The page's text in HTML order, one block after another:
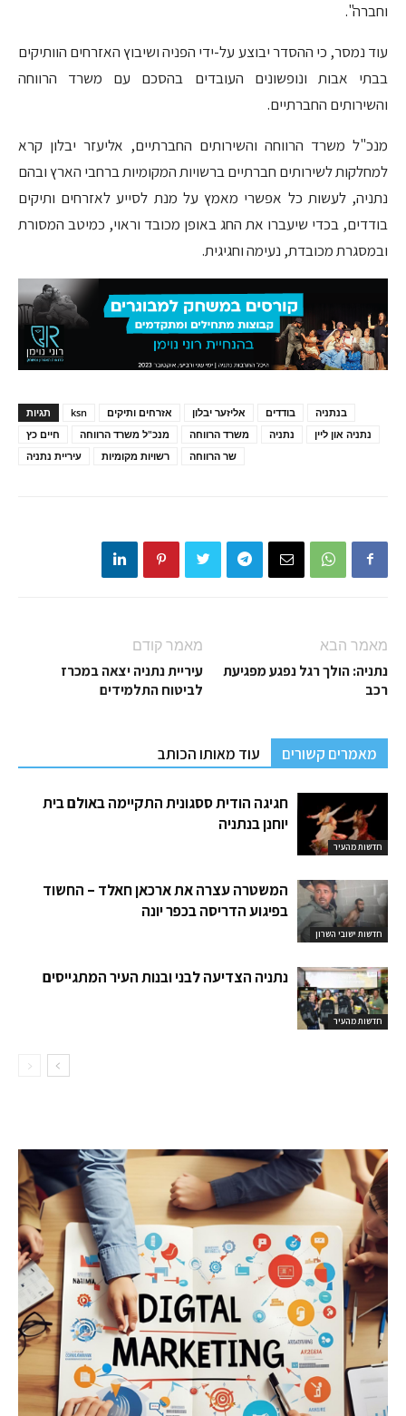
וחברה".
עוד נמסר, כי ההסדר יבוצע על-ידי הפניה ושיבוץ האזרחים הוותיקים
בבתי אבות ונופשונים העובדים בהסכם עם משרד הרווחה
והשירותים החברתיים.
מנכ"ל משרד הרווחה והשירותים החברתיים, אליעזר יבלון קרא
למחלקות לשירותים חברתיים ברשויות המקומיות ברחבי הארץ ובהם
נתניה, לעשות כל אפשרי מאמץ על מנת לסייע לאזרחים ותיקים
בודדים, בכדי שיעברו את החג באופן מכובד וראוי, כמיטב המסורת
ובמסגרת מכובדת, נעימה וחגיגית.
תגיות ksn אזרחים ותיקים אליזער יבלון בודדים
בנתניה
חיים כץ
מנכ"ל משרד הרווחה משרד הרווחה נתניה
נתניה און ליין
עיריית נתניה
רשויות מקומיות שר הרווחה
מאמר קודם
עיריית נתניה יצאה במכרז
לביטוח התלמידים
מאמר הבא
נתניה: הולך רגל נפגע מפגיעת
רכב
מאמרים קשורים עוד מאותו הכותב
חדשות מהעיר
חגיגה הודית ססגונית התקיימה באולם בית
יוחנן בנתניה
חדשות ישובי השרון
המשטרה עצרה את ארכאן חאלד – החשוד
בפיגוע הדריסה בכפר יונה
חדשות מהעיר
נתניה הצדיעה לבני ובנות העיר המתגייסים